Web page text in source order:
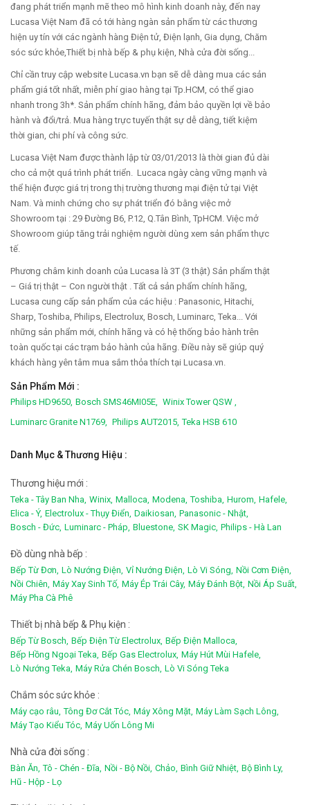
đang phát triển mạnh mẽ theo mô hình kinh doanh này, đến nay
Lucasa Việt Nam đã có tới hàng ngàn sản phẩm từ các thương
hiện uy tín với các ngành hàng Điện tử, Điện lạnh, Gia dụng, Chăm
sóc sức khỏe,Thiết bị nhà bếp & phụ kiện, Nhà cửa đời sống...
Chỉ cần truy cập website Lucasa.vn bạn sẽ dễ dàng mua các sản
phẩm giá tốt nhất, miễn phí giao hàng tại Tp.HCM, có thể giao
nhanh trong 3h*. Sản phẩm chính hãng, đảm bảo quyền lợi về bảo
hành và đổi/trả. Mua hàng trực tuyến thật sự dễ dàng, tiết kiệm
thời gian, chi phí và công sức.
Lucasa Việt Nam được thành lập từ 03/01/2013 là thời gian đủ dài
cho cả một quá trình phát triển. Lucaca ngày càng vững mạnh và
thể hiện được giá trị trong thị trường thương mại điện tử tại Việt
Nam. Và minh chứng cho sự phát triển đó bằng việc mở
Showroom tại : 29 Đường B6, P.12, Q.Tân Bình, TpHCM. Việc mở
Showroom giúp tăng trải nghiệm người dùng xem sản phẩm thực
tế.
Phương châm kinh doanh của Lucasa là 3T (3 thật) Sản phẩm thật
– Giá trị thật – Con người thật . Tất cả sản phẩm chính hãng,
Lucasa cung cấp sản phẩm của các hiệu : Panasonic, Hitachi,
Sharp, Toshiba, Philips, Electrolux, Bosch, Luminarc, Teka... Với
những sản phẩm mới, chính hãng và có hệ thống bảo hành trên
toàn quốc tại các trạm bảo hành của hãng. Điều này sẽ giúp quý
khách hàng yên tâm mua sắm thỏa thích tại Lucasa.vn.
Sản Phẩm Mới :
Philips HD9650, Bosch SMS46MI05E,
Winix Tower QSW ,
Luminarc Granite N1769,
Philips AUT2015, Teka HSB 610
Danh Mục & Thương Hiệu :
Thương hiệu mới :
Teka - Tây Ban Nha, Winix, Malloca, Modena, Toshiba, Hurom, Hafele,
Elica - Ý, Electrolux - Thụy Điển, Daikiosan, Panasonic - Nhật,
Bosch - Đức, Luminarc - Pháp, Bluestone, SK Magic, Philips - Hà Lan
Đồ dùng nhà bếp :
Bếp Từ Đơn, Lò Nướng Điện, Vỉ Nướng Điện, Lò Vi Sóng, Nồi Cơm Điện,
Nồi Chiên, Máy Xay Sinh Tố, Máy Ép Trái Cây, Máy Đánh Bột, Nồi Áp Suất,
Máy Pha Cà Phê
Thiết bị nhà bếp & Phụ kiện :
Bếp Từ Bosch, Bếp Điện Từ Electrolux, Bếp Điện Malloca,
Bếp Hồng Ngoại Teka, Bếp Gas Electrolux, Máy Hút Mùi Hafele,
Lò Nướng Teka, Máy Rửa Chén Bosch, Lò Vi Sóng Teka
Chắm sóc sức khỏe :
Máy cạo râu, Tông Đơ Cắt Tóc, Máy Xông Mặt, Máy Làm Sạch Lông,
Máy Tạo Kiểu Tóc, Máy Uốn Lông Mi
Nhà cửa đời sống :
Bàn Ăn, Tô - Chén - Đĩa, Nồi - Bộ Nồi, Chảo, Bình Giữ Nhiệt, Bộ Bình Ly,
Hũ - Hộp - Lọ